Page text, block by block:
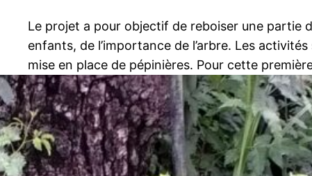
Le projet a pour objectif de reboiser une partie
enfants, de l’importance de l’arbre. Les
mise en place de pépinières. Pour cette